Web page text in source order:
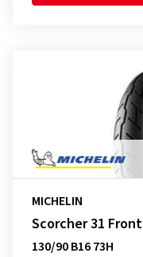
MICHELIN
Scorcher 31 Front
130/90 B16 73H